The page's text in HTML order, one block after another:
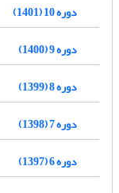
دوره 10 (1401)
دوره 9 (1400)
دوره 8 (1399)
دوره 7 (1398)
دوره 6 (1397)